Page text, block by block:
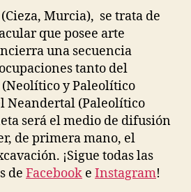
Murcia), se trata de
que posee arte
una secuencia
tanto del
y Paleolítico
Neandertal (Paleolítico
será el medio de difusión
de primera mano, el
¡Sigue todas las
de Facebook e Instagram!